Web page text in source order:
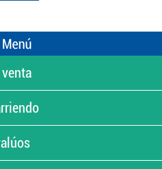
venta